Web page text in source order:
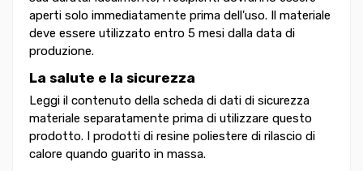
aperti solo immediatamente prima dell'uso. Il materiale
deve essere utilizzato entro 5 mesi dalla data di
produzione.
La salute e la sicurezza
Leggi il contenuto della scheda di dati di sicurezza
materiale separatamente prima di utilizzare questo
prodotto. I prodotti di resine poliestere di rilascio di
calore quando guarito in massa.